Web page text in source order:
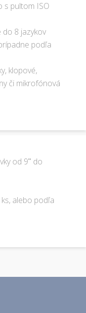
s pultom ISO
8 jazykov
podľa
klopové,
či mikrofónová
od 9ʺ do
alebo podľa